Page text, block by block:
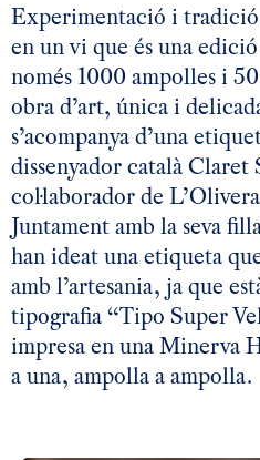
Experimentació i
en un vi que és una
només 1000 ampolles i
obra d’art, única i
s’acompanya d’una
dissenyador català Claret
col·laborador de
Juntament amb la seva
han ideat una etiqueta
amb l’artesania, ja que
tipografia “Tipo Super
impresa en una Minerva
a una, ampolla a ampolla.